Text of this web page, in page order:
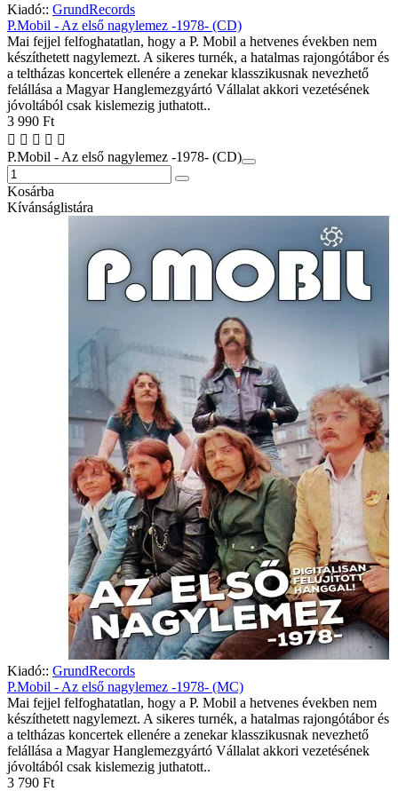
Kiadó:: GrundRecords
P.Mobil - Az első nagylemez -1978- (CD)
Mai fejjel felfoghatatlan, hogy a P. Mobil a hetvenes években nem
készíthetett nagylemezt. A sikeres turnék, a hatalmas rajongótábor és
a teltházas koncertek ellenére a zenekar klasszikusnak nevezhető
felállása a Magyar Hanglemezgyártó Vállalat akkori vezetésének
jóvoltából csak kislemezig juthatott..
3 990 Ft
P.Mobil - Az első nagylemez -1978- (CD)
Kosárba
Kívánságlistára
Kiadó:: GrundRecords
P.Mobil - Az első nagylemez -1978- (MC)
Mai fejjel felfoghatatlan, hogy a P. Mobil a hetvenes években nem
készíthetett nagylemezt. A sikeres turnék, a hatalmas rajongótábor és
a teltházas koncertek ellenére a zenekar klasszikusnak nevezhető
felállása a Magyar Hanglemezgyártó Vállalat akkori vezetésének
jóvoltából csak kislemezig juthatott..
3 790 Ft